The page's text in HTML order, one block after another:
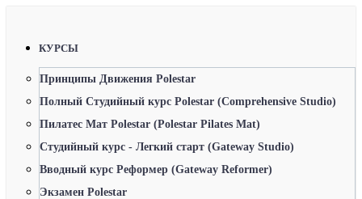
КУРСЫ
Принципы Движения Polestar
Полный Студийный курс Polestar (Comprehensive Studio)
Пилатес Мат Polestar (Polestar Pilates Mat)
Студийный курс - Легкий старт (Gateway Studio)
Вводный курс Реформер (Gateway Reformer)
Экзамен Polestar